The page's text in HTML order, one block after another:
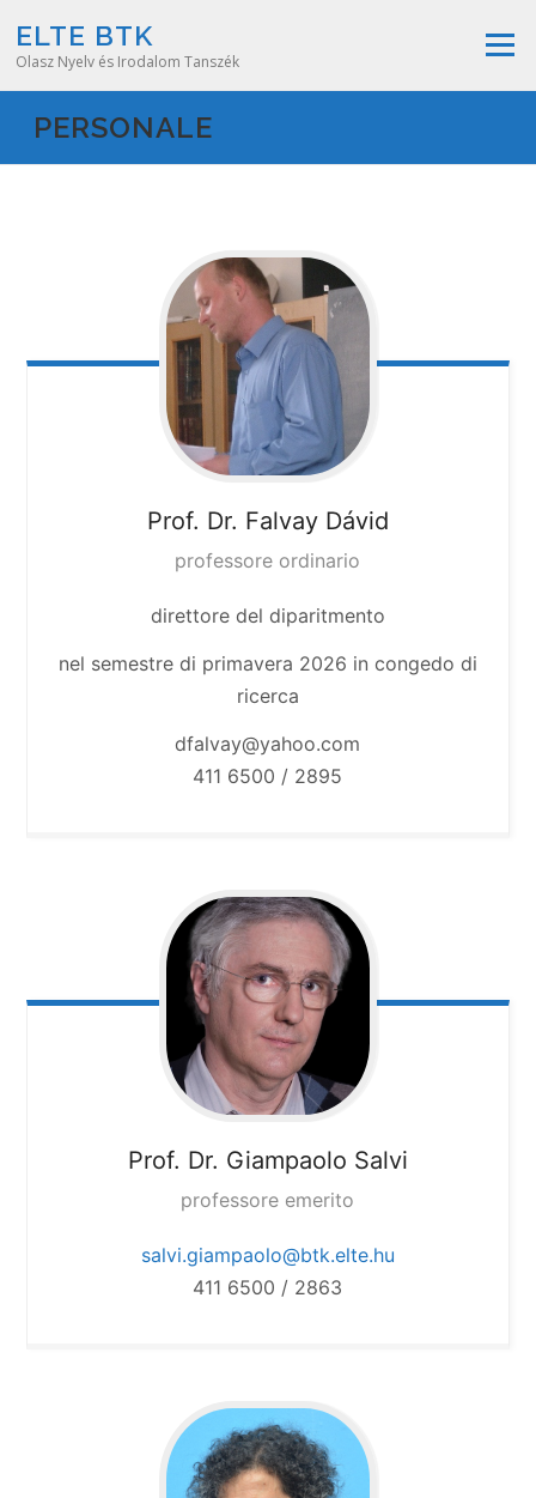
content
ELTE BTK
Olasz Nyelv és Irodalom Tanszék
Menu
PERSONALE
Prof. Dr. Falvay Dávid
professore ordinario
direttore del diparitmento
nel semestre di primavera 2026 in congedo di
ricerca
dfalvay@yahoo.com
411 6500 / 2895
Prof. Dr. Giampaolo Salvi
professore emerito
salvi.giampaolo@btk.elte.hu
411 6500 / 2863